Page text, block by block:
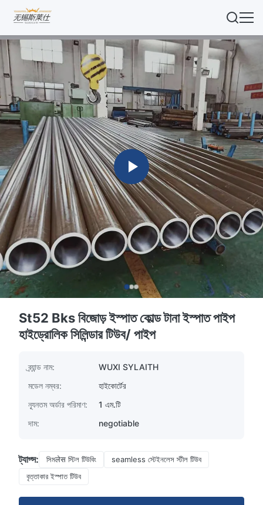
St52 Bks বিজোড় ইস্পাত কোল্ড টানা ইস্পাত পাইপ
হাইড্রোলিক সিলিন্ডার টিউব/ পাইপ
ব্র্যান্ড নাম:
WUXI SYLAITH
মডেল নম্বর:
হাইকোর্টের
ন্যূনতম অর্ডার পরিমাণ:
1 এম.টি
দাম:
negotiable
ট্যাগ্স: সিমलेस স্টিল টিউবিং
seamless স্টেইনলেস স্টীল টিউব
বৃত্তাকার ইস্পাত টিউব